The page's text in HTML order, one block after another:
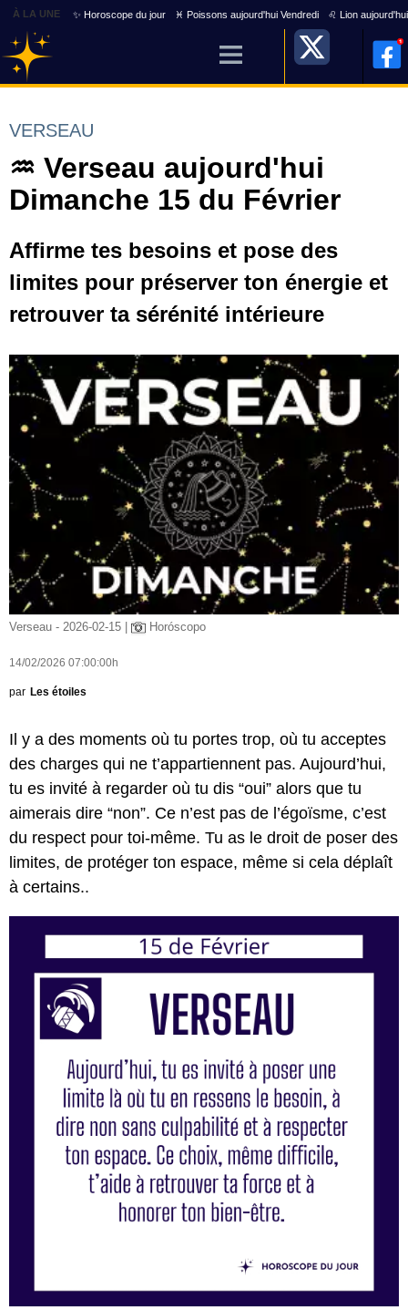
À LA UNE ✨ Horoscope du jour ♓ Poissons aujourd'hui Vendredi ♌ Lion
VERSEAU
♒ Verseau aujourd'hui
Dimanche 15 du Février
Affirme tes besoins et pose des
limites pour préserver ton énergie et
retrouver ta sérénité intérieure
Verseau - 2026-02-15 | Horóscopo
14/02/2026 07:00:00h
par Les étoiles
Il y a des moments où tu portes trop, où tu acceptes
des charges qui ne t’appartiennent pas. Aujourd’hui,
tu es invité à regarder où tu dis “oui” alors que tu
aimerais dire “non”. Ce n’est pas de l’égoïsme, c’est
du respect pour toi-même. Tu as le droit de poser des
limites, de protéger ton espace, même si cela déplaît
à certains..